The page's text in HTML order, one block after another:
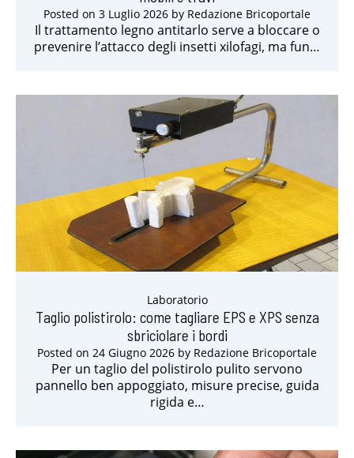
Posted on 3 Luglio 2026 by Redazione Bricoportale
Il trattamento legno antitarlo serve a bloccare o
prevenire l’attacco degli insetti xilofagi, ma fun…
Laboratorio
Taglio polistirolo: come tagliare EPS e XPS senza
sbriciolare i bordi
Posted on 24 Giugno 2026 by Redazione Bricoportale
Per un taglio del polistirolo pulito servono
pannello ben appoggiato, misure precise, guida
rigida e…